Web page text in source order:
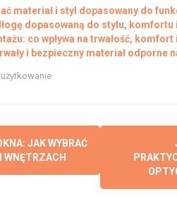
materiał i styl dopasowany do
dopasowaną do stylu, komfortu
co wpływa na trwałość,
i bezpieczny materiał odporne
JAK WYBRAĆ
WNĘTRZACH